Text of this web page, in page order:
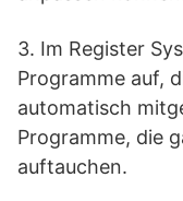
3. Im Register
Programme auf,
automatisch
Programme, die
auftauchen.